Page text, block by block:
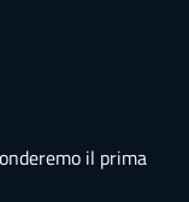
il prima